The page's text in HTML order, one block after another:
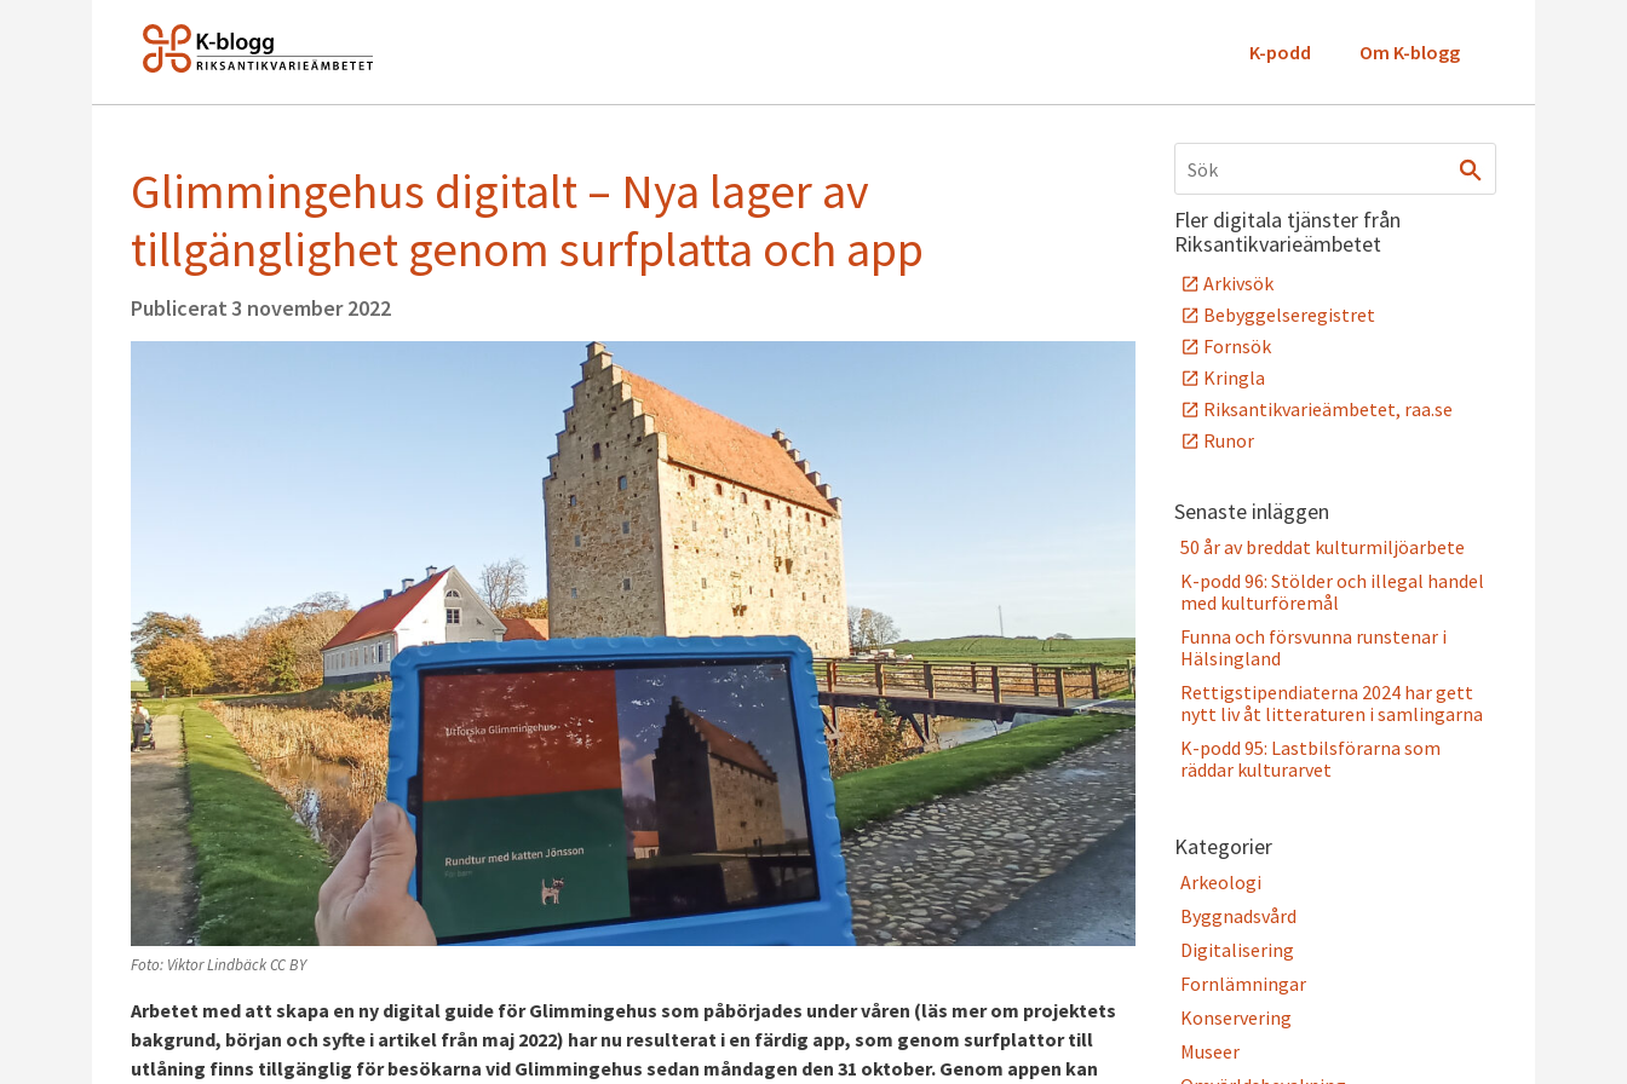
K-podd Om K-blogg
Glimmingehus digitalt – Nya lager av
tillgänglighet genom surfplatta och app
Publicerat3 november 2022
Foto: Viktor Lindbäck CC BY
Arbetet med att skapa en ny digital guide för Glimmingehus som påbörjades under våren (läs mer om projektets
bakgrund, början och syfte i artikel från maj 2022) har nu resulterat i en färdig app, som genom surfplattor till
utlåning finns tillgänglig för besökarna vid Glimmingehus sedan måndagen den 31 oktober. Genom appen kan
Fler digitala tjänster från
Riksantikvarieämbetet
Arkivsök
Bebyggelseregistret
Fornsök
Kringla
Riksantikvarieämbetet, raa.se
Runor
Senaste inläggen
50 år av breddat kulturmiljöarbete
K-podd 96: Stölder och illegal handel
med kulturföremål
Funna och försvunna runstenar i
Hälsingland
Rettigstipendiaterna 2024 har gett
nytt liv åt litteraturen i samlingarna
K-podd 95: Lastbilsförarna som
räddar kulturarvet
Kategorier
Arkeologi
Byggnadsvård
Digitalisering
Fornlämningar
Konservering
Museer